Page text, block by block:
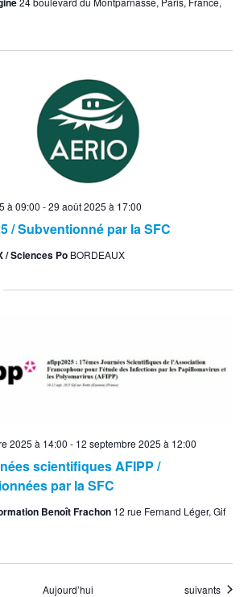
/ Subventionné par la SFC
à 09:00 -29 août 2025 à 17:00
/ Sciences Po BORDEAUX
scientifiques AFIPP /
par la SFC
2025 à 14:00 - 12 septembre 2025 à 12:00
Benoît Frachon 12 rue Fernand Léger, Gif
Aujourd’hui Événements
suivants